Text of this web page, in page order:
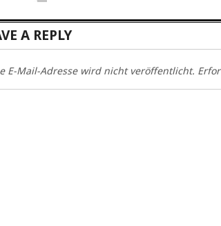
A REPLY
E-Mail-Adresse wird nicht veröffentlicht.